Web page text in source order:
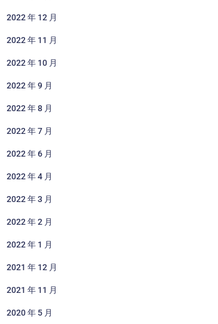
2022 年 12 月
2022 年 11 月
2022 年 10 月
2022 年 9 月
2022 年 8 月
2022 年 7 月
2022 年 6 月
2022 年 4 月
2022 年 3 月
2022 年 2 月
2022 年 1 月
2021 年 12 月
2021 年 11 月
2020 年 5 月